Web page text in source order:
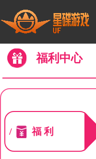
福利中心
福利
/